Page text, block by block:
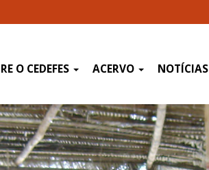
O CEDEFES ACERVO NOTÍCIAS